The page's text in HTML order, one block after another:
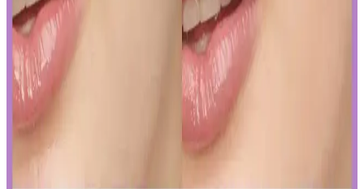
Ağız Bakımı ve Hijyenin Temel Unsurları: Günlük
Diş Temizliği ve Koruyucu Ürünler
Diş macunu ve diş fırçası, ağız hijyeninin temel taşlarıdır. Florür
içeren ürünler dişleri güçlendirir, düzenli kullanım sağlıklı gülüşler
sağlar.
Uzun Süre Kalıcı ve Doğal Mat Fondötenler:
Günlük Kullanım İçin En İyi Seçenekler ve İpuçları